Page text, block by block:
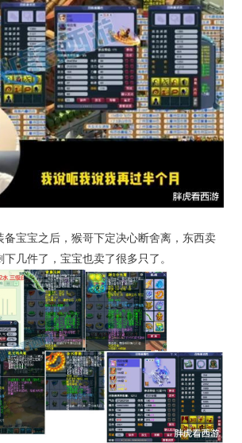
备宝宝之后，猴哥下定决心断舍离，东西卖
几件了，宝宝也卖了很多只了。